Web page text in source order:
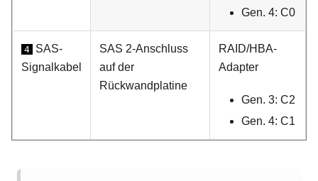
Gen. 4: C0
4 SAS-
Signalkabel
SAS 2-Anschluss
auf der
Rückwandplatine
RAID/HBA-
Adapter
Gen. 3: C2
Gen. 4: C1